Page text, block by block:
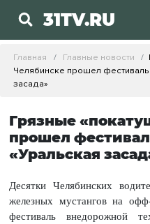
31TV.RU
Главная Главные новости
Челябинске прошел
засада»
Грязные
прошел
«Уральская
Десятки Челябинских
железных мустангов на
фестиваль внедорожной